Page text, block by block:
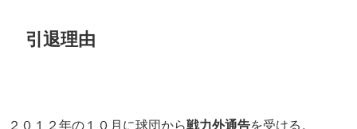
引退理由
２０１２年の１０月に球団から戦力外通告を受ける。